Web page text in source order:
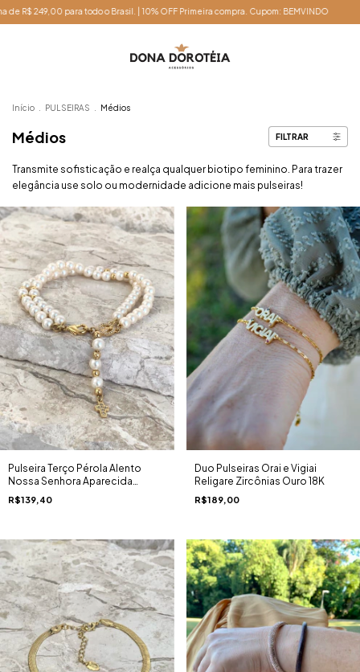
compra. Cupom: BEMVINDO Frete grátis acima de R$ 249,00 para todo o
Início PULSEIRAS Médios
Médios FILTRAR
Transmite sofisticação e realça qualquer biotipo feminino. Para trazer
elegância use solo ou modernidade adicione mais pulseiras!
Pulseira Terço Pérola Alento
Nossa Senhora Aparecida
Banhada a Ouro 18k
R$139,40
Duo Pulseiras Orai e Vigiai
Religare Zircônias Ouro 18K
R$189,00